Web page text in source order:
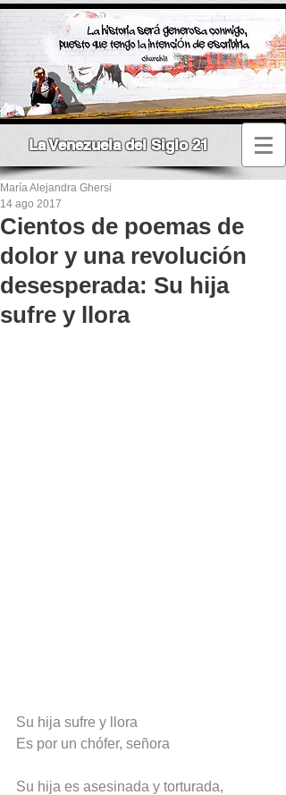
La Venezuela del Siglo 21
Cientos de poemas de
dolor y una revolución
desesperada: Su hija
sufre y llora
María Alejandra Ghersi
14 ago 2017
Su hija sufre y llora
Es por un chófer, señora
Su hija es asesinada y torturada,